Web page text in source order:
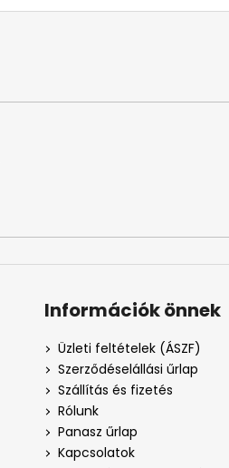
Információk önnek
Üzleti feltételek (ÁSZF)
Szerződéselállási űrlap
Szállítás és fizetés
Rólunk
Panasz űrlap
Kapcsolatok